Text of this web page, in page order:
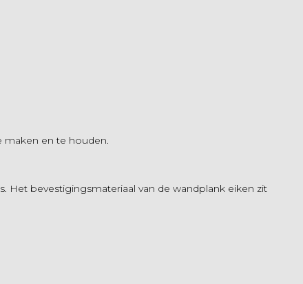
maken en te houden.
Het bevestigingsmateriaal van de wandplank eiken zit